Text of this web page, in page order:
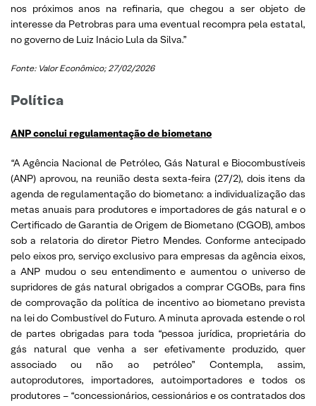
nos próximos anos na refinaria, que chegou a ser objeto de
interesse da Petrobras para uma eventual recompra pela estatal,
no governo de Luiz Inácio Lula da Silva.”
Fonte: Valor Econômico; 27/02/2026
Política
ANP conclui regulamentação de biometano
“A Agência Nacional de Petróleo, Gás Natural e Biocombustíveis
(ANP) aprovou, na reunião desta sexta-feira (27/2), dois itens da
agenda de regulamentação do biometano: a individualização das
metas anuais para produtores e importadores de gás natural e o
Certificado de Garantia de Origem de Biometano (CGOB), ambos
sob a relatoria do diretor Pietro Mendes. Conforme antecipado
pelo eixos pro, serviço exclusivo para empresas da agência eixos,
a ANP mudou o seu entendimento e aumentou o universo de
supridores de gás natural obrigados a comprar CGOBs, para fins
de comprovação da política de incentivo ao biometano prevista
na lei do Combustível do Futuro. A minuta aprovada estende o rol
de partes obrigadas para toda “pessoa jurídica, proprietária do
gás natural que venha a ser efetivamente produzido, quer
associado ou não ao petróleo” Contempla, assim,
autoprodutores, importadores, autoimportadores e todos os
produtores – “concessionários, cessionários e os contratados dos